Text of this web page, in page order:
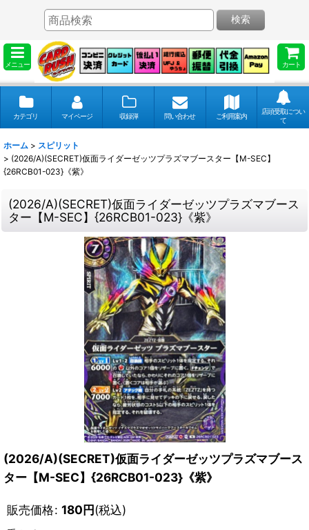
メニュー カート
検索
カテゴリ マイページ 収録弾 問い合わせ ご利用案内
店頭受取につい
て
ホーム > スピリット
> (2026/A)(SECRET)仮面ライダーゼッツプラズマブースター【M-SEC】
{26RCB01-023}《紫》
(2026/A)(SECRET)仮面ライダーゼッツプラズマブース
ター【M-SEC】{26RCB01-023}《紫》
(2026/A)(SECRET)仮面ライダーゼッツプラズマブース
ター【M-SEC】{26RCB01-023}《紫》
販売価格: 180円(税込)